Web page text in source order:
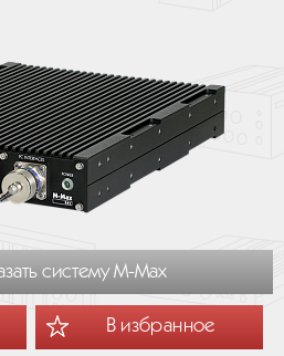
систему М-Мах
В избранное